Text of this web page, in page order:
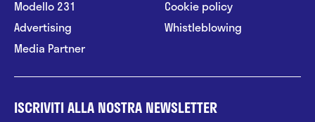
Modello 231
Advertising
Media Partner
Cookie policy
Whistleblowing
ISCRIVITI ALLA NOSTRA NEWSLETTER